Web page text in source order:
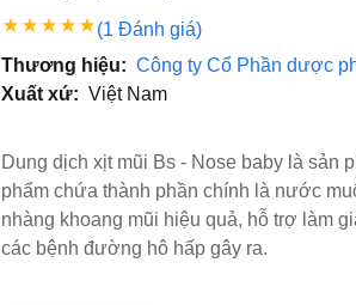
(1 Đánh giá)
Thương hiệu: Công ty Cổ Phần dược
Xuất xứ: Việt Nam
Dung dịch xịt mũi Bs - Nose baby là sản
phẩm chứa thành phần chính là nước
nhàng khoang mũi hiệu quả, hỗ trợ làm
các bệnh đường hô hấp gây ra.